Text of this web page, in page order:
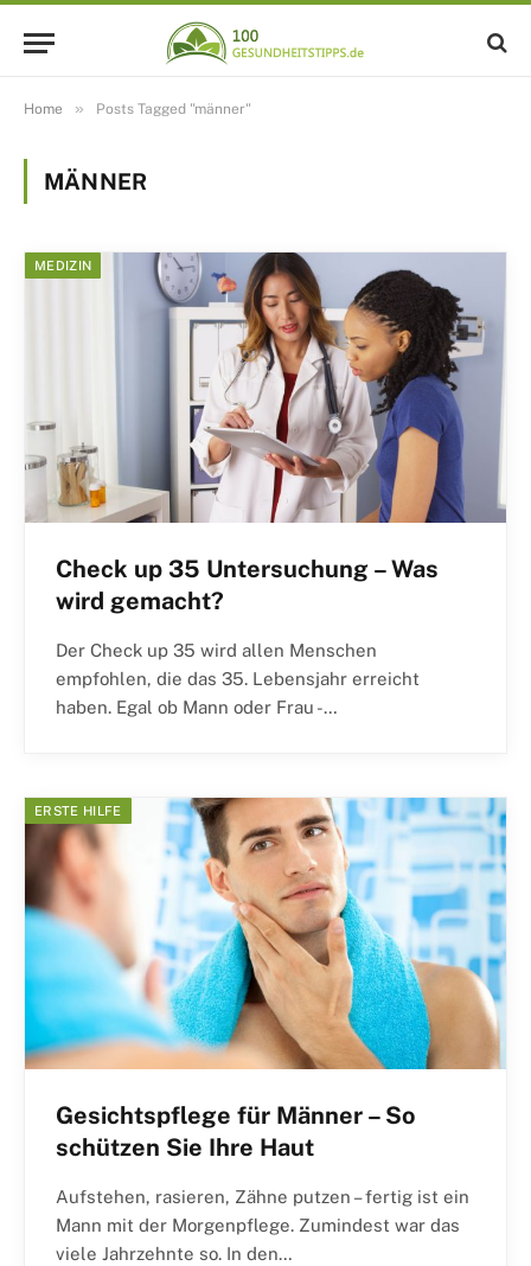
Home » Posts Tagged "männer"
MÄNNER
MEDIZIN
Check up 35 Untersuchung – Was
wird gemacht?
Der Check up 35 wird allen Menschen
empfohlen, die das 35. Lebensjahr erreicht
haben. Egal ob Mann oder Frau -…
ERSTE HILFE
Gesichtspflege für Männer – So
schützen Sie Ihre Haut
Aufstehen, rasieren, Zähne putzen – fertig ist ein
Mann mit der Morgenpflege. Zumindest war das
viele Jahrzehnte so. In den…